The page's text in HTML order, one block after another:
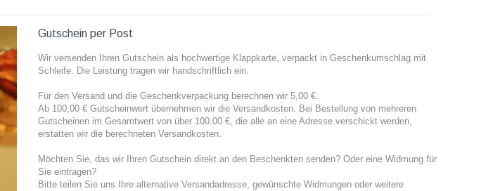
Gutschein per Post
Wir versenden Ihren Gutschein als hochwertige Klappkarte, verpackt in Geschenkumschlag mit
Schleife. Die Leistung tragen wir handschriftlich ein.
Für den Versand und die Geschenkverpackung berechnen wir 5,00 €.
Ab 100,00 € Gutscheinwert übernehmen wir die Versandkosten. Bei Bestellung von mehreren
Gutscheinen im Gesamtwert von über 100.00 €, die alle an eine Adresse verschickt werden,
erstatten wir die berechneten Versandkosten.
Möchten Sie, das wir Ihren Gutschein direkt an den Beschenkten senden? Oder eine Widmung für
Sie eintragen?
Bitte teilen Sie uns Ihre alternative Versandadresse, gewünschte Widmungen oder weitere